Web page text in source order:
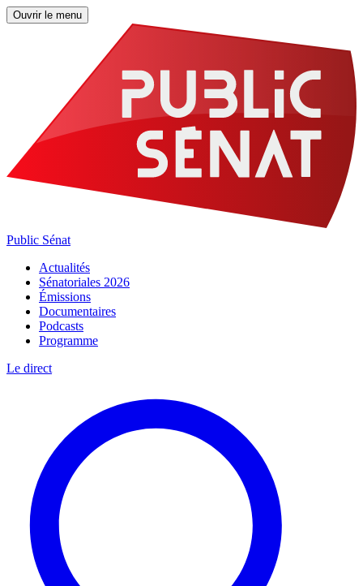
Ouvrir le menu
Public Sénat
Actualités
Sénatoriales 2026
Émissions
Documentaires
Podcasts
Programme
Le direct